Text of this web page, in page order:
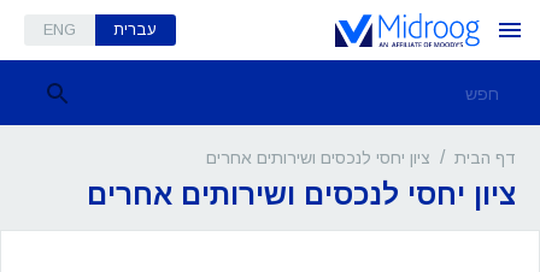
עברית ENG
דף הבית / ציון יחסי לנכסים ושירותים אחרים
ציון יחסי לנכסים ושירותים אחרים